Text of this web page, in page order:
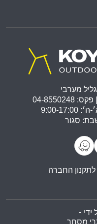
מערבי
17:00
החברה
-
מסחר